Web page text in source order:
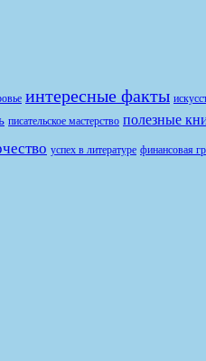
интересные факты
писательское мастерство полезные
успех в литературе финансовая